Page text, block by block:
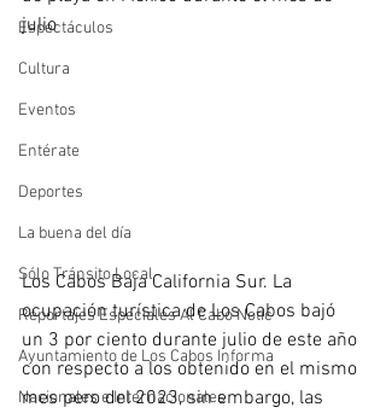
Espectáculos
Cultura
Eventos
Entérate
Deportes
La buena del día
Sólo Tránsito Local
Reportajes Especiales Al Cabo Notic
Ayuntamiento de Los Cabos Informa
Nacionales e Internacionales
julio
Los Cabos Baja California Sur. La
ocupación turística de Los Cabos bajó
un 3 por ciento durante julio de este año
con respecto a los obtenido en el mismo
mes pero del 2023, sin embargo, las